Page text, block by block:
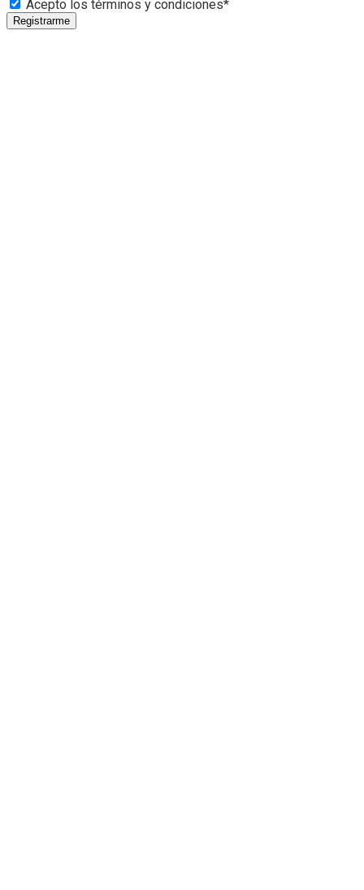
Acepto los términos y condiciones*
Registrarme